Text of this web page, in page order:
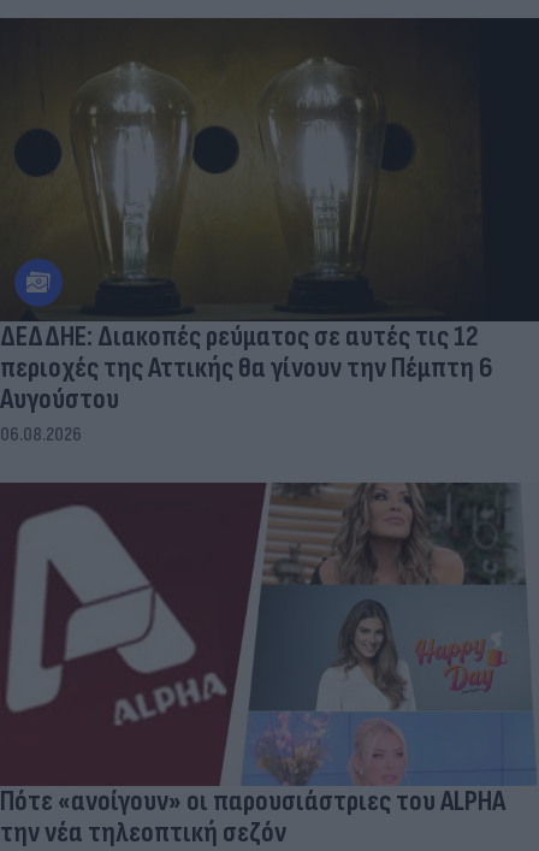
ΔΕΔΔΗΕ: Διακοπές ρεύματος σε αυτές τις 12
περιοχές της Αττικής θα γίνουν την Πέμπτη 6
Αυγούστου
06.08.2026
Πότε «ανοίγουν» οι παρουσιάστριες του ALPHA
την νέα τηλεοπτική σεζόν